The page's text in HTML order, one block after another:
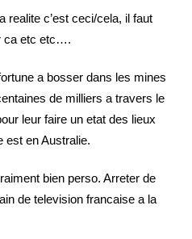
realite c’est ceci/cela, il faut
ca etc etc….
a bosser dans les mines
de milliers a travers le
leur faire un etat des lieux
est en Australie.
bien perso. Arreter de
de television francaise a la